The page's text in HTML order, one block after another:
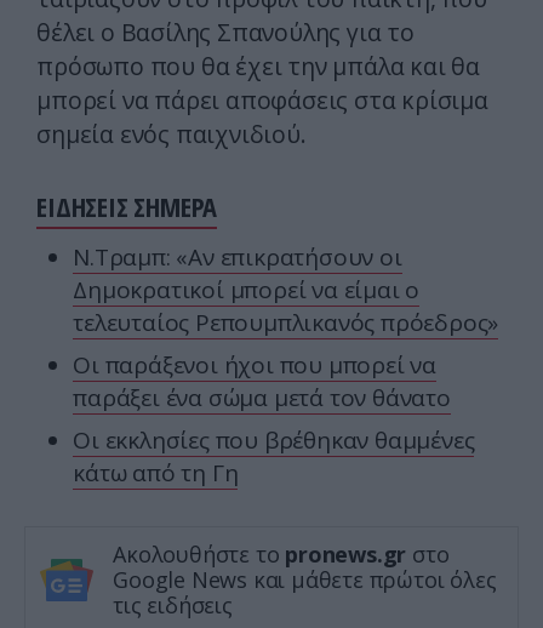
θέλει ο Βασίλης Σπανούλης για το
πρόσωπο που θα έχει την μπάλα και θα
μπορεί να πάρει αποφάσεις στα κρίσιμα
σημεία ενός παιχνιδιού.
ΕΙΔΗΣΕΙΣ ΣΗΜΕΡΑ
Ν.Τραμπ: «Αν επικρατήσουν οι
Δημοκρατικοί μπορεί να είμαι ο
τελευταίος Ρεπουμπλικανός πρόεδρος»
Οι παράξενοι ήχοι που μπορεί να
παράξει ένα σώμα μετά τον θάνατο
Οι εκκλησίες που βρέθηκαν θαμμένες
κάτω από τη Γη
Ακολουθήστε το pronews.gr στο
Google News και μάθετε πρώτοι όλες
τις ειδήσεις